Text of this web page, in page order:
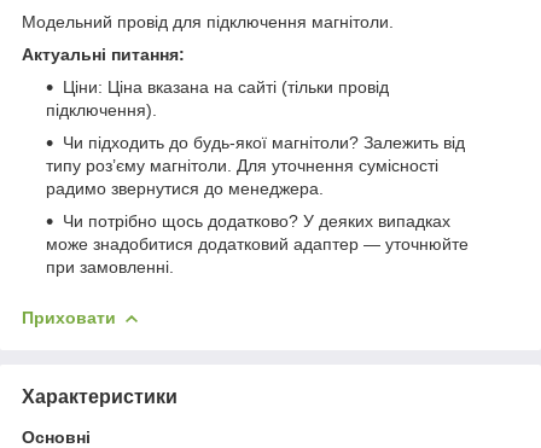
Модельний провід для підключення магнітоли.
Актуальні питання:
Ціни: Ціна вказана на сайті (тільки провід
підключення).
Чи підходить до будь-якої магнітоли? Залежить від
типу роз’єму магнітоли. Для уточнення сумісності
радимо звернутися до менеджера.
Чи потрібно щось додатково? У деяких випадках
може знадобитися додатковий адаптер — уточнюйте
при замовленні.
Приховати
Характеристики
Основні